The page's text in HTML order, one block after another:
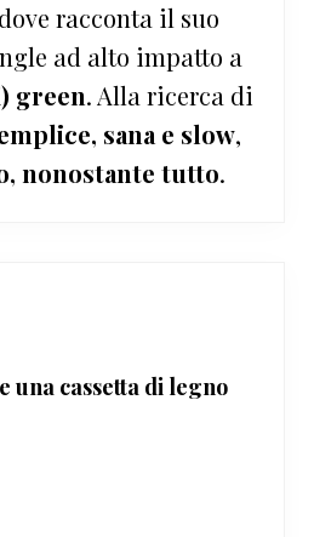
racconta il suo
ad alto impatto a
green. Alla ricerca di
sana e slow,
nonostante tutto.
una cassetta di legno